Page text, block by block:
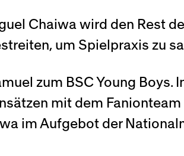
Chaiwa wird den Rest
um Spielpraxis zu
zum BSC Young Boys.
mit dem Fanionteam
im Aufgebot der